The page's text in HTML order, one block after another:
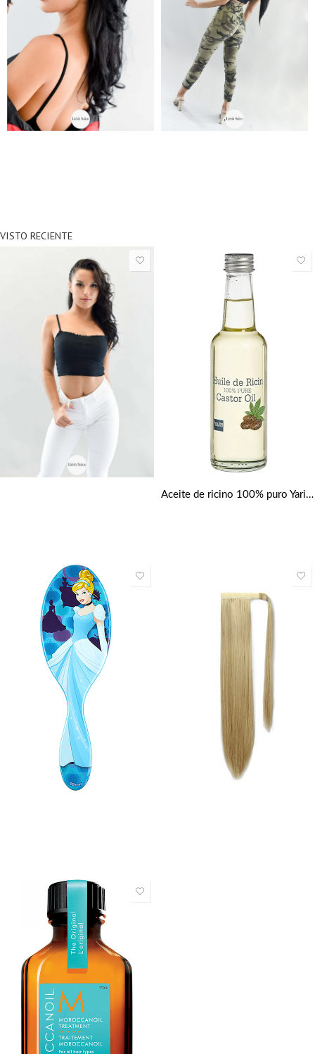
VISTO RECIENTE
Aceite de ricino 100% puro Yari 250 ml